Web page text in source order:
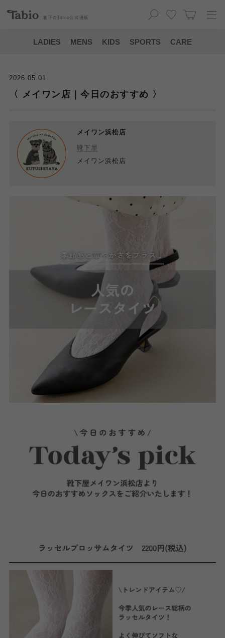
靴下の Tabio 公式通販
LADIES MENS KIDS SPORTS CARE
2026.05.01
〈 メイワン店｜今日のおすすめ 〉
メイワン浜松店
靴下屋
メイワン浜松店